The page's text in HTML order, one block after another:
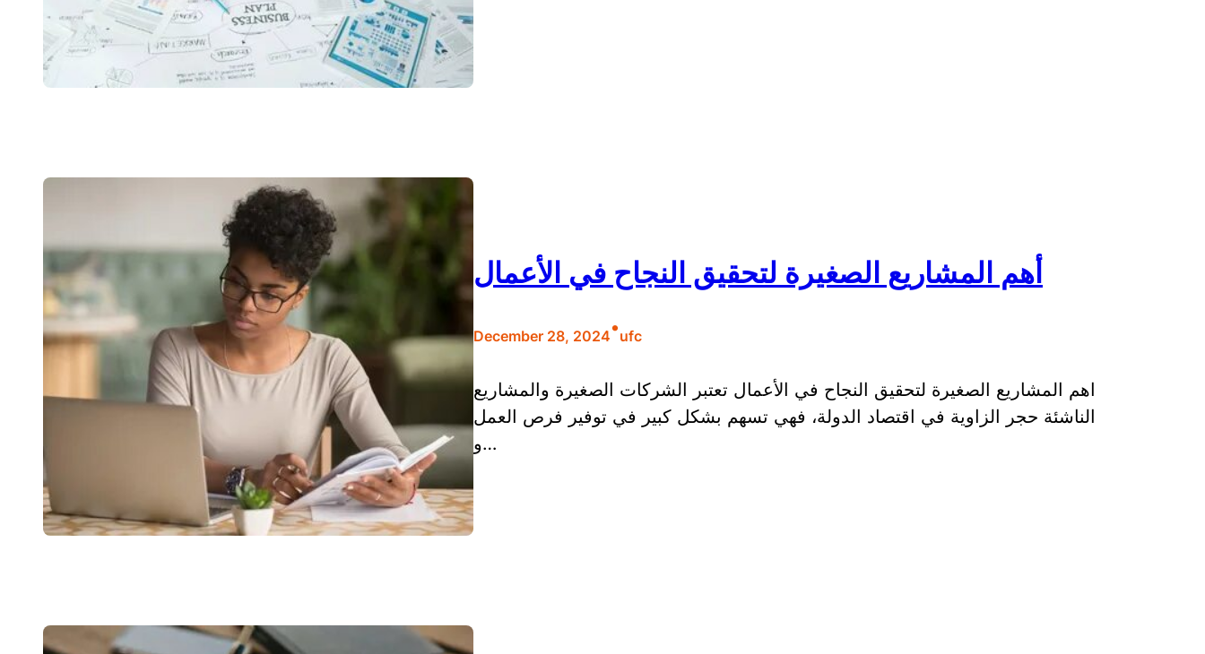
أهم المشاريع الصغيرة لتحقيق النجاح في الأعمال
December 28, 2024•ufc
اهم المشاريع الصغيرة لتحقيق النجاح في الأعمال تعتبر الشركات الصغيرة والمشاريع
الناشئة حجر الزاوية في اقتصاد الدولة، فهي تسهم بشكل كبير في توفير فرص العمل
و…